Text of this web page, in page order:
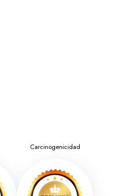
Carcinogenicidad